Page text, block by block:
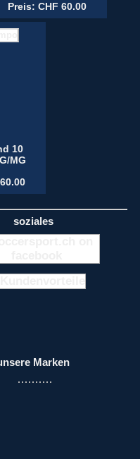
Preis: CHF 60.00
10
MG
soziales
Marken